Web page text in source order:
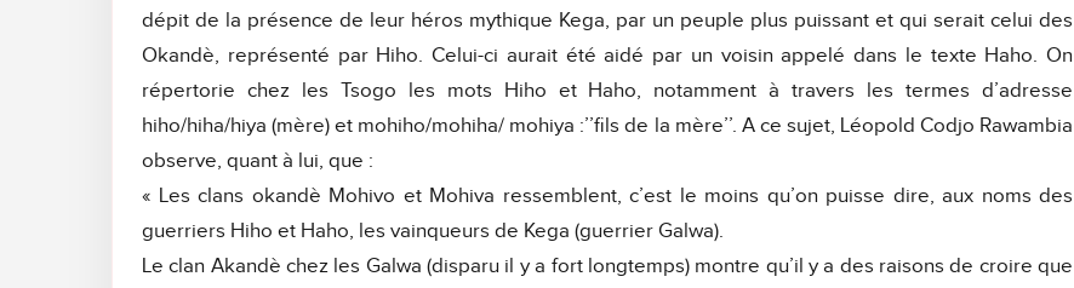
dépit de la présence de leur héros mythique Kega, par un peuple plus puissant et qui serait celui des
Okandè, représenté par Hiho. Celui-ci aurait été aidé par un voisin appelé dans le texte Haho. On
répertorie chez les Tsogo les mots Hiho et Haho, notamment à travers les termes d’adresse
hiho/hiha/hiya (mère) et mohiho/mohiha/ mohiya :’’fils de la mère’’. A ce sujet, Léopold Codjo Rawambia
observe, quant à lui, que :
« Les clans okandè Mohivo et Mohiva ressemblent, c’est le moins qu’on puisse dire, aux noms des
guerriers Hiho et Haho, les vainqueurs de Kega (guerrier Galwa).
Le clan Akandè chez les Galwa (disparu il y a fort longtemps) montre qu’il y a des raisons de croire que